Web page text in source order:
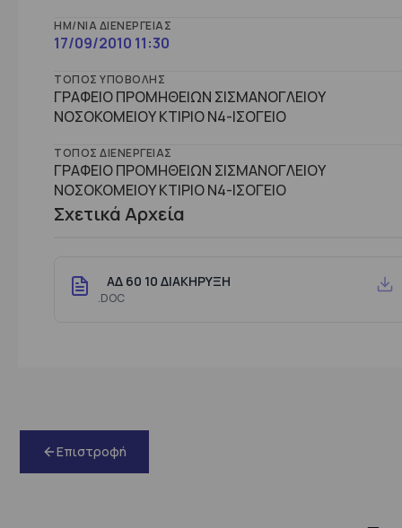
ΗΜ/ΝΊΑ ΔΙΕΝΈΡΓΕΙΑΣ
17/09/2010 11:30
ΤΌΠΟΣ ΥΠΟΒΟΛΉΣ
ΓΡΑΦΕΙΟ ΠΡΟΜΗΘΕΙΩΝ ΣΙΣΜΑΝΟΓΛΕΙΟΥ
ΝΟΣΟΚΟΜΕΙΟΥ ΚΤΙΡΙΟ Ν4-ΙΣΟΓΕΙΟ
ΤΌΠΟΣ ΔΙΕΝΈΡΓΕΙΑΣ
ΓΡΑΦΕΙΟ ΠΡΟΜΗΘΕΙΩΝ ΣΙΣΜΑΝΟΓΛΕΙΟΥ
ΝΟΣΟΚΟΜΕΙΟΥ ΚΤΙΡΙΟ Ν4-ΙΣΟΓΕΙΟ
Σχετικά Αρχεία
ΑΔ 60 10 ΔΙΑΚΗΡΥΞΗ
.DOC
Επιστροφή